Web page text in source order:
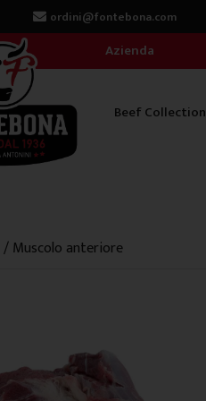
ordini@fontebona.com
Azienda
Beef Collection
/ Muscolo anteriore